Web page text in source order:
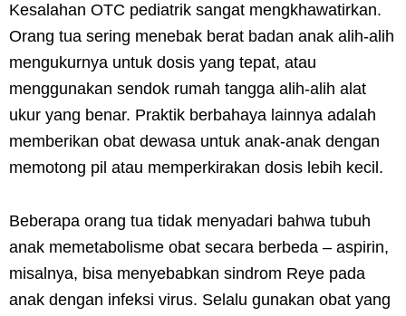
Kesalahan OTC pediatrik sangat mengkhawatirkan.
Orang tua sering menebak berat badan anak alih-alih
mengukurnya untuk dosis yang tepat, atau
menggunakan sendok rumah tangga alih-alih alat
ukur yang benar. Praktik berbahaya lainnya adalah
memberikan obat dewasa untuk anak-anak dengan
memotong pil atau memperkirakan dosis lebih kecil.
Beberapa orang tua tidak menyadari bahwa tubuh
anak memetabolisme obat secara berbeda – aspirin,
misalnya, bisa menyebabkan sindrom Reye pada
anak dengan infeksi virus. Selalu gunakan obat yang